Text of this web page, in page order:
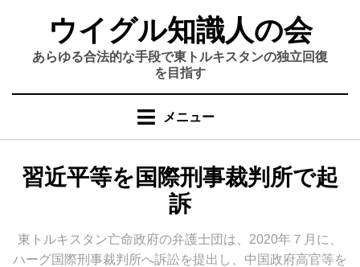
ウイグル知識人の会
あらゆる合法的な手段で東トルキスタンの独立回復
を目指す
メニュー
カテゴリー
:
習近平等を国際刑事裁判所で起
訴
東トルキスタン亡命政府の弁護士団は、2020年７月に、
ハーグ国際刑事裁判所へ訴訟を提出し、中国政府高官等を